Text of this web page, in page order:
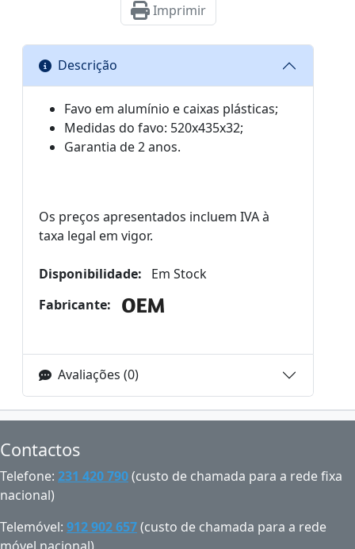
Imprimir
Descrição
Favo em alumínio e caixas plásticas;
Medidas do favo: 520x435x32;
Garantia de 2 anos.
Os preços apresentados incluem IVA à
taxa legal em vigor.
Disponibilidade:
Em Stock
Fabricante:
Avaliações (0)
Contactos
Telefone: 231 420 790(custo de chamada para a rede fixa
nacional)
Telemóvel: 912 902 657(custo de chamada para a rede